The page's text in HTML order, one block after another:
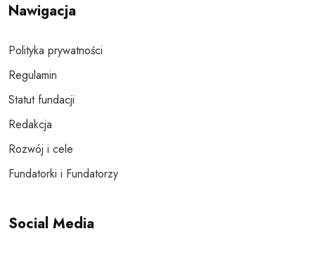
Nawigacja
Polityka prywatności
Regulamin
Statut fundacji
Redakcja
Rozwój i cele
Fundatorki i Fundatorzy
Social Media